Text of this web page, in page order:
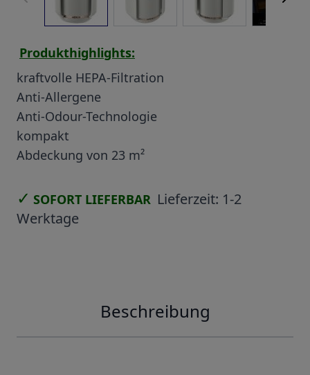
Produkthighlights:
kraftvolle HEPA-Filtration
Anti-Allergene
Anti-Odour-Technologie
kompakt
Abdeckung von 23 m²
✓ SOFORT LIEFERBAR Lieferzeit: 1-2
Werktage
Beschreibung